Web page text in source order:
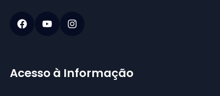
Acesso à Informação